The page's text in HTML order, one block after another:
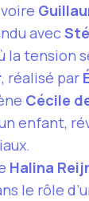
avec
la tension
, réalisé par
Cécile
enfant,
Halina
le rôle